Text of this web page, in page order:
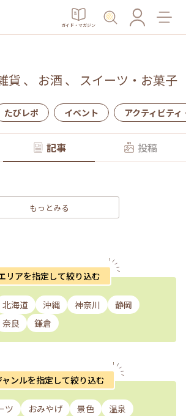
ガイド・マガジン
貨 、 お酒 、 スイーツ・お菓子
たびレポ イベント アクティビティ
記事 投稿
もっとみる
リアを指定して絞り込む
北海道 沖縄 神奈川
静岡
奈良 鎌倉
ャンルを指定して絞り込む
ツ おみやげ 景色
温泉